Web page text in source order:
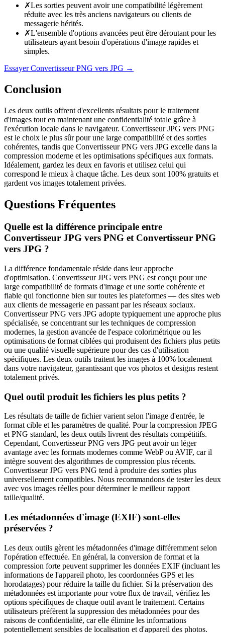
✗Les sorties peuvent avoir une compatibilité légèrement
réduite avec les très anciens navigateurs ou clients de
messagerie hérités.
✗L'ensemble d'options avancées peut être déroutant pour les
utilisateurs ayant besoin d'opérations d'image rapides et
simples.
Essayer Convertisseur PNG vers JPG →
Conclusion
Les deux outils offrent d'excellents résultats pour le traitement
d'images tout en maintenant une confidentialité totale grâce à
l'exécution locale dans le navigateur. Convertisseur JPG vers PNG
est le choix le plus sûr pour une large compatibilité et des sorties
cohérentes, tandis que Convertisseur PNG vers JPG excelle dans la
compression moderne et les optimisations spécifiques aux formats.
Idéalement, gardez les deux en favoris et utilisez celui qui
correspond le mieux à chaque tâche. Les deux sont 100% gratuits et
gardent vos images totalement privées.
Questions Fréquentes
Quelle est la différence principale entre
Convertisseur JPG vers PNG et Convertisseur PNG
vers JPG ?
La différence fondamentale réside dans leur approche
d'optimisation. Convertisseur JPG vers PNG est conçu pour une
large compatibilité de formats d'image et une sortie cohérente et
fiable qui fonctionne bien sur toutes les plateformes — des sites web
aux clients de messagerie en passant par les réseaux sociaux.
Convertisseur PNG vers JPG adopte typiquement une approche plus
spécialisée, se concentrant sur les techniques de compression
modernes, la gestion avancée de l'espace colorimétrique ou les
optimisations de format ciblées qui produisent des fichiers plus petits
ou une qualité visuelle supérieure pour des cas d'utilisation
spécifiques. Les deux outils traitent les images à 100% localement
dans votre navigateur, garantissant que vos photos et designs restent
totalement privés.
Quel outil produit les fichiers les plus petits ?
Les résultats de taille de fichier varient selon l'image d'entrée, le
format cible et les paramètres de qualité. Pour la compression JPEG
et PNG standard, les deux outils livrent des résultats compétitifs.
Cependant, Convertisseur PNG vers JPG peut avoir un léger
avantage avec les formats modernes comme WebP ou AVIF, car il
intègre souvent des algorithmes de compression plus récents.
Convertisseur JPG vers PNG tend à produire des sorties plus
universellement compatibles. Nous recommandons de tester les deux
avec vos images réelles pour déterminer le meilleur rapport
taille/qualité.
Les métadonnées d'image (EXIF) sont-elles
préservées ?
Les deux outils gèrent les métadonnées d'image différemment selon
l'opération effectuée. En général, la conversion de format et la
compression forte peuvent supprimer les données EXIF (incluant les
informations de l'appareil photo, les coordonnées GPS et les
horodatages) pour réduire la taille du fichier. Si la préservation des
métadonnées est importante pour votre flux de travail, vérifiez les
options spécifiques de chaque outil avant le traitement. Certains
utilisateurs préfèrent la suppression des métadonnées pour des
raisons de confidentialité, car elle élimine les informations
potentiellement sensibles de localisation et d'appareil des photos.